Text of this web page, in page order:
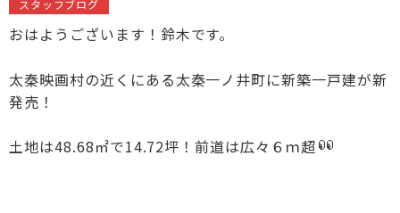
スタッフブログ
おはようございます！鈴木です。
太秦映画村の近くにある太秦一ノ井町に新築一戸建が新
発売！
土地は48.68㎡で14.72坪！前道は広々６ｍ超